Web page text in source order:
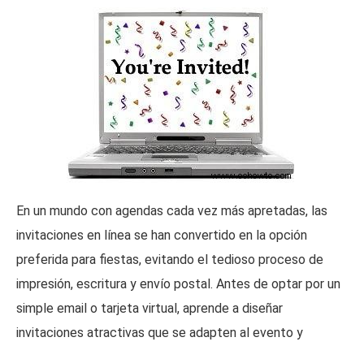
En un mundo con agendas cada vez más apretadas, las
invitaciones en línea se han convertido en la opción
preferida para fiestas, evitando el tedioso proceso de
impresión, escritura y envío postal. Antes de optar por un
simple email o tarjeta virtual, aprende a diseñar
invitaciones atractivas que se adapten al evento y